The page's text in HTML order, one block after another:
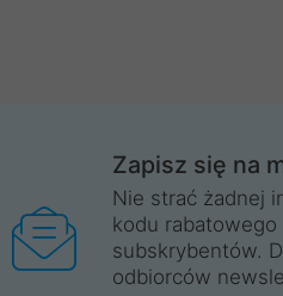
Zapisz się na
Nie strać żadnej
kodu
subskrybentów.
odbiorców